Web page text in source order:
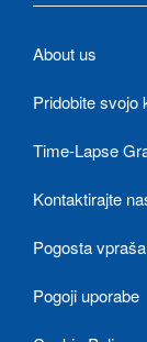
About us
Pridobite svojo
Time-Lapse
Kontaktirajte
Pogosta
Pogoji uporabe